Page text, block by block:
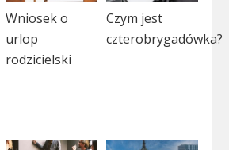
Wniosek o
urlop
rodzicielski
Czym jest
czterobrygadówka?